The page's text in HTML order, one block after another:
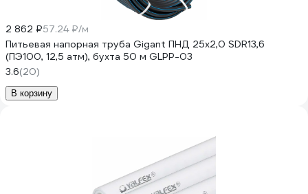
2 862 ₽57.24 ₽/м
Питьевая напорная труба Gigant ПНД 25х2,0 SDR13,6
(ПЭ100, 12,5 атм), бухта 50 м GLPP-03
3.6(20)
В корзину